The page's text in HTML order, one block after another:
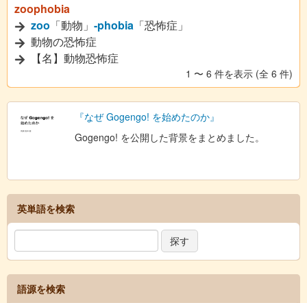
zoophobia
zoo 「動物」 -phobia 「恐怖症」
動物の恐怖症
【名】動物恐怖症
1 〜 6 件を表示 (全 6 件)
『なぜ Gogengo! を始めたのか』
Gogengo! を公開した背景をまとめました。
英単語を検索
語源を検索